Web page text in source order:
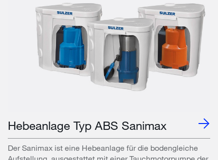
Hebeanlage Typ ABS Sanimax
Der Sanimax ist eine Hebeanlage für die bodengleiche